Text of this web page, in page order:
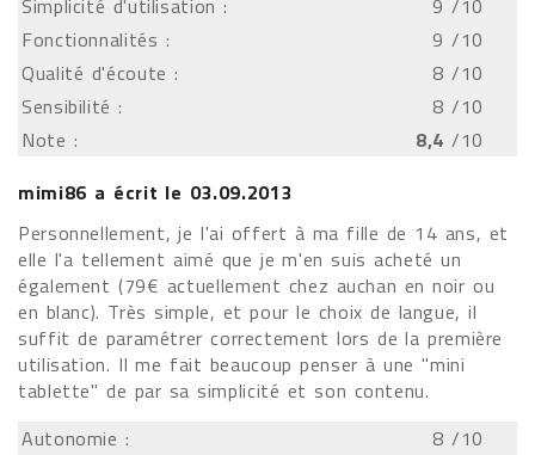
Simplicité d'utilisation :
9 /10
Fonctionnalités :
9 /10
Qualité d'écoute :
8 /10
Sensibilité :
8 /10
Note :
8,4 /10
mimi86 a écrit le 03.09.2013
Personnellement, je l'ai offert à ma fille de 14 ans, et
elle l'a tellement aimé que je m'en suis acheté un
également (79€ actuellement chez auchan en noir ou
en blanc). Très simple, et pour le choix de langue, il
suffit de paramétrer correctement lors de la première
utilisation. Il me fait beaucoup penser à une "mini
tablette" de par sa simplicité et son contenu.
Autonomie :
8 /10